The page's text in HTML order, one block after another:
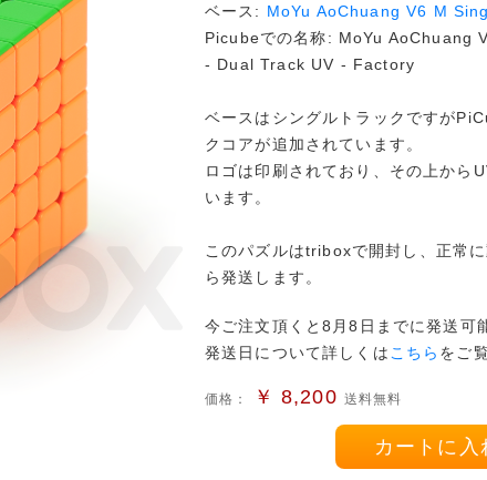
ベース: MoYu AoChuang V6 M
Picubeでの名称: MoYu AoChuang
- Dual Track UV - Factory
ベースはシングルトラックですが
クコアが追加されています。
ロゴは印刷されており、その上から
います。
このパズルはtriboxで開封し、正常
ら発送します。
今ご注文頂くと8月8日までに発送可
発送日について詳しくは こちら をご
価格： ￥ 8,200 送料無料
カートに入